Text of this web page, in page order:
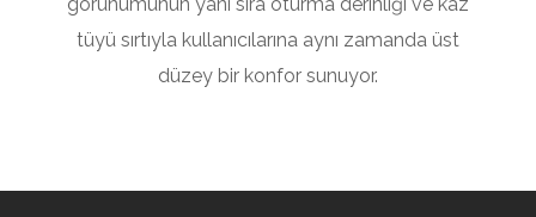
tüyü sırtıyla kullanıcılarına aynı zamanda üst
düzey bir konfor sunuyor.